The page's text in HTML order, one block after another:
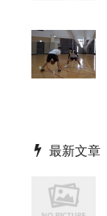
最新文章